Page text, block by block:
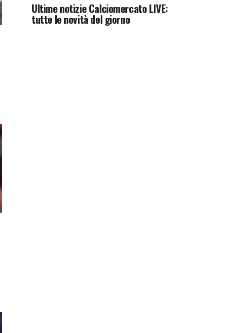
Ultime notizie Calciomercato LIVE:
tutte le novità del giorno